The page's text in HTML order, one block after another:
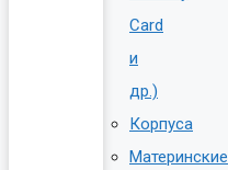
Card
и
др.)
Корпуса
Материнские